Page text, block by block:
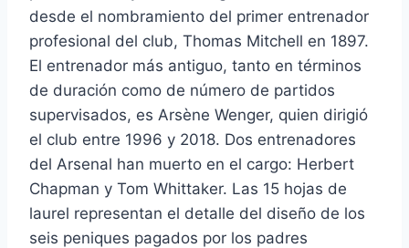
desde el nombramiento del primer entrenador
profesional del club, Thomas Mitchell en 1897.
El entrenador más antiguo, tanto en términos
de duración como de número de partidos
supervisados, es Arsène Wenger, quien dirigió
el club entre 1996 y 2018. Dos entrenadores
del Arsenal han muerto en el cargo: Herbert
Chapman y Tom Whittaker. Las 15 hojas de
laurel representan el detalle del diseño de los
seis peniques pagados por los padres